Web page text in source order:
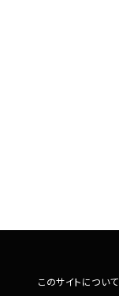
このサイトについて